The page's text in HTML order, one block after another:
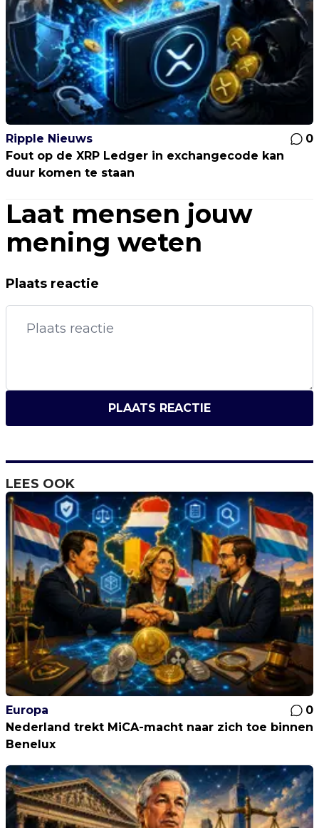
Ripple Nieuws
0
Fout op de XRP Ledger in exchangecode kan
duur komen te staan
Laat mensen jouw
mening weten
Plaats reactie
PLAATS REACTIE
LEES OOK
Europa
0
Nederland trekt MiCA-macht naar zich toe binnen
Benelux